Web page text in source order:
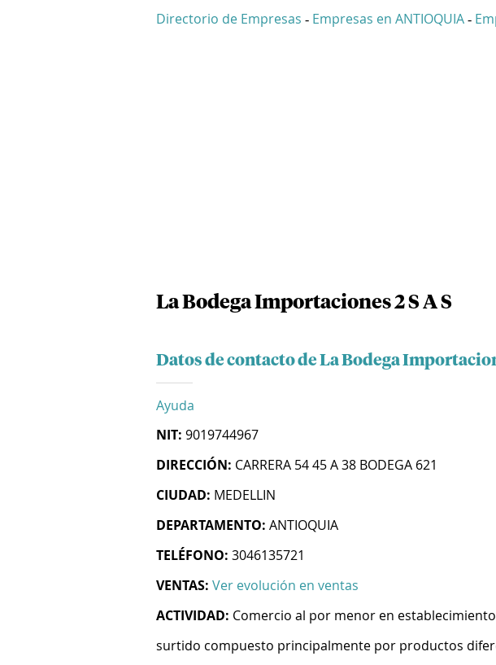
Directorio de Empresas - Empresas en ANTIOQUIA -
La Bodega Importaciones 2 S A S
Datos de contacto de La Bodega
Ayuda
NIT: 9019744967
DIRECCIÓN: CARRERA 54 45 A 38 BODEGA 621
CIUDAD: MEDELLIN
DEPARTAMENTO: ANTIOQUIA
TELÉFONO: 3046135721
VENTAS: Ver evolución en ventas
ACTIVIDAD: Comercio al por menor en
surtido compuesto principalmente por productos